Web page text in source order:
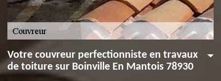
Votre couvreur perfectionniste en travaux
de toiture sur Boinville En Mantois 78930